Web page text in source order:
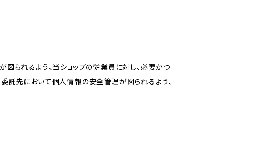
られるよう、当ショップの従業員に対し、必要かつ
託先において個人情報の安全管理が図られるよう、